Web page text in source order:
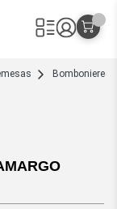
Bomboniere